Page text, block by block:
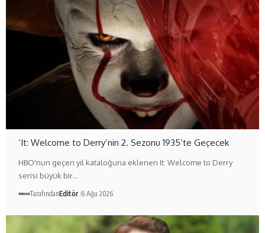
‘It: Welcome to Derry’nin 2. Sezonu 1935’te Geçecek
HBO'nun geçen yıl kataloğuna eklenen It: Welcome to Derry
serisi büyük bir…
TarafındanEditör 6 Ağu 2026